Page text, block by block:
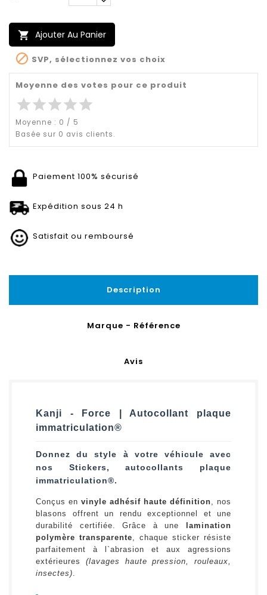
 Ajouter Au Panier
 SVP, sélectionnez vos choix
Moyenne des votes pour ce produit
starstarstarstarstar
Moyenne : 0 / 5
Basée sur 0 avis clients.
Paiement 100% sécurisé
Expédition sous 24 h
Satisfait ou remboursé
Description
Marque - Référence
Avis
Kanji - Force | Autocollant plaque
immatriculation®
Donnez du style à votre véhicule avec
nos Stickers, autocollants plaque
immatriculation®.
Conçus en vinyle adhésif haute définition, nos
blasons offrent un rendu exceptionnel et une
durabilité certifiée. Grâce à une
lamination
polymère transparente, chaque sticker résiste
parfaitement à l`abrasion et aux agressions
extérieures (lavages haute pression, rouleaux,
insectes).